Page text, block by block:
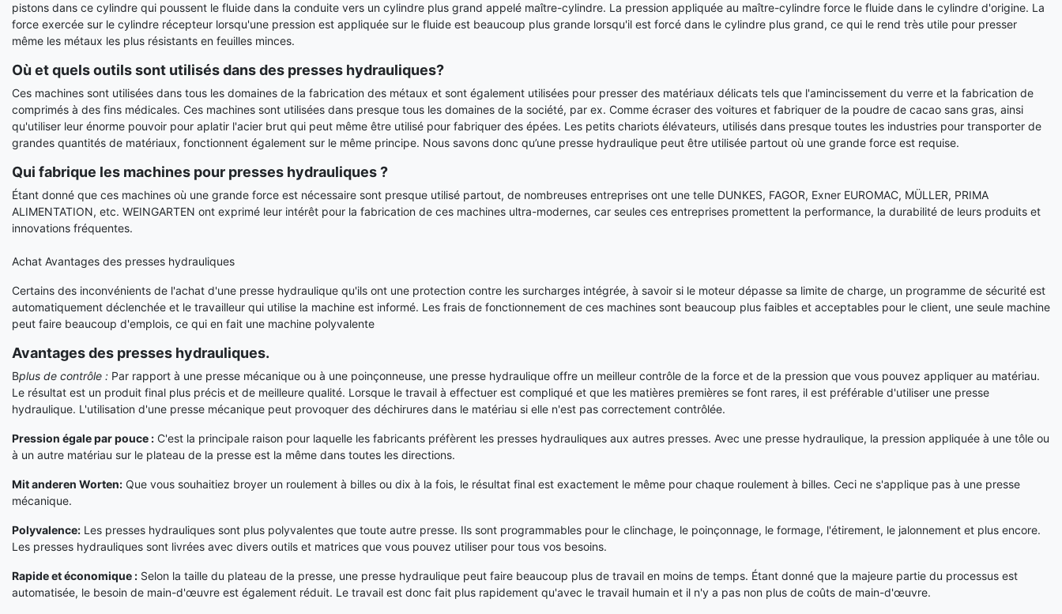
pistons dans ce cylindre qui poussent le fluide dans la conduite vers un cylindre plus grand appelé maître-cylindre. La pression appliquée au maître-cylindre force le fluide dans le cylindre d'origine. La
force exercée sur le cylindre récepteur lorsqu'une pression est appliquée sur le fluide est beaucoup plus grande lorsqu'il est forcé dans le cylindre plus grand, ce qui le rend très utile pour presser
même les métaux les plus résistants en feuilles minces.
Où et quels outils sont utilisés dans des presses hydrauliques?
Ces machines sont utilisées dans tous les domaines de la fabrication des métaux et sont également utilisées pour presser des matériaux délicats tels que l'amincissement du verre et la fabrication de
comprimés à des fins médicales. Ces machines sont utilisées dans presque tous les domaines de la société, par ex. Comme écraser des voitures et fabriquer de la poudre de cacao sans gras, ainsi
qu'utiliser leur énorme pouvoir pour aplatir l'acier brut qui peut même être utilisé pour fabriquer des épées. Les petits chariots élévateurs, utilisés dans presque toutes les industries pour transporter de
grandes quantités de matériaux, fonctionnent également sur le même principe. Nous savons donc qu’une presse hydraulique peut être utilisée partout où une grande force est requise.
Qui fabrique les machines pour presses hydrauliques ?
Étant donné que ces machines où une grande force est nécessaire sont presque utilisé partout, de nombreuses entreprises ont une telle DUNKES, FAGOR, Exner EUROMAC, MÜLLER, PRIMA
ALIMENTATION, etc. WEINGARTEN ont exprimé leur intérêt pour la fabrication de ces machines ultra-modernes, car seules ces entreprises promettent la performance, la durabilité de leurs produits et
innovations fréquentes.
Achat Avantages des presses hydrauliques
Certains des inconvénients de l'achat d'une presse hydraulique qu'ils ont une protection contre les surcharges intégrée, à savoir si le moteur dépasse sa limite de charge, un programme de sécurité est
automatiquement déclenchée et le travailleur qui utilise la machine est informé. Les frais de fonctionnement de ces machines sont beaucoup plus faibles et acceptables pour le client, une seule machine
peut faire beaucoup d'emplois, ce qui en fait une machine polyvalente
Avantages des presses hydrauliques.
Bplus de contrôle : Par rapport à une presse mécanique ou à une poinçonneuse, une presse hydraulique offre un meilleur contrôle de la force et de la pression que vous pouvez appliquer au matériau.
Le résultat est un produit final plus précis et de meilleure qualité. Lorsque le travail à effectuer est compliqué et que les matières premières se font rares, il est préférable d'utiliser une presse
hydraulique. L'utilisation d'une presse mécanique peut provoquer des déchirures dans le matériau si elle n'est pas correctement contrôlée.
Pression égale par pouce : C'est la principale raison pour laquelle les fabricants préfèrent les presses hydrauliques aux autres presses. Avec une presse hydraulique, la pression appliquée à une tôle ou
à un autre matériau sur le plateau de la presse est la même dans toutes les directions.
Mit anderen Worten: Que vous souhaitiez broyer un roulement à billes ou dix à la fois, le résultat final est exactement le même pour chaque roulement à billes. Ceci ne s'applique pas à une presse
mécanique.
Polyvalence: Les presses hydrauliques sont plus polyvalentes que toute autre presse. Ils sont programmables pour le clinchage, le poinçonnage, le formage, l'étirement, le jalonnement et plus encore.
Les presses hydrauliques sont livrées avec divers outils et matrices que vous pouvez utiliser pour tous vos besoins.
Rapide et économique : Selon la taille du plateau de la presse, une presse hydraulique peut faire beaucoup plus de travail en moins de temps. Étant donné que la majeure partie du processus est
automatisée, le besoin de main-d'œuvre est également réduit. Le travail est donc fait plus rapidement qu'avec le travail humain et il n'y a pas non plus de coûts de main-d'œuvre.